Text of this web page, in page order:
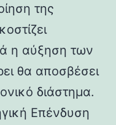
της
η αύξηση των
θα αποσβέσει
διάστημα.
Επένδυση